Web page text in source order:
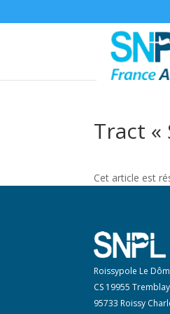
Tract «
Cet article est
Roissypole Le
CS 19955
95733 Roissy